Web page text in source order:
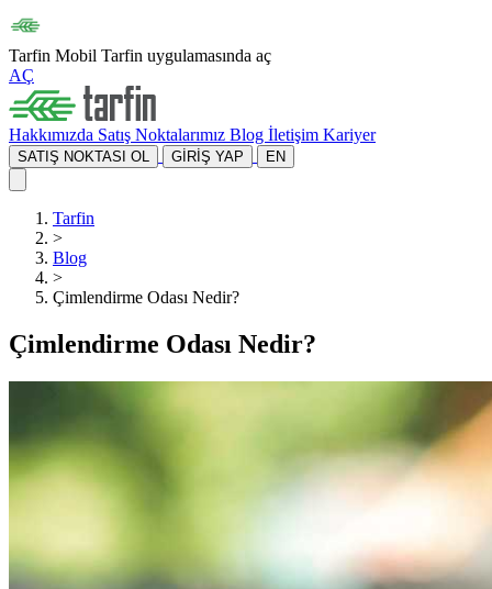
Tarfin Mobil Tarfin uygulamasında aç
AÇ
Hakkımızda Satış Noktalarımız Blog İletişim Kariyer
SATIŞ NOKTASI OL GİRİŞ YAP EN
Tarfin
>
Blog
>
Çimlendirme Odası Nedir?
Çimlendirme Odası Nedir?